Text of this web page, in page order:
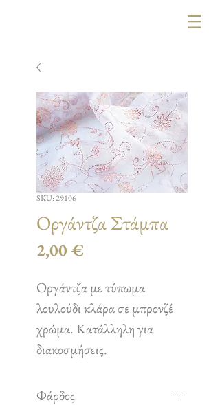
SKU: 29106
Οργάντζα Στάμπα
2,00 €
Οργάντζα με τύπωμα
λουλούδι κλάρα σε μπρονζέ
χρώμα. Κατάλληλη για
διακοσμήσεις.
Φάρδος